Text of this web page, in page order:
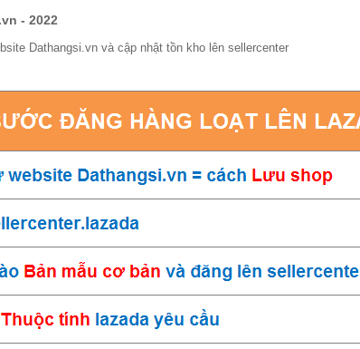
- 2022
Dathangsi.vn và cập nhật tồn kho lên sellercenter